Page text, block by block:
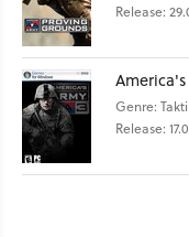
Release:
Genre:
Release: